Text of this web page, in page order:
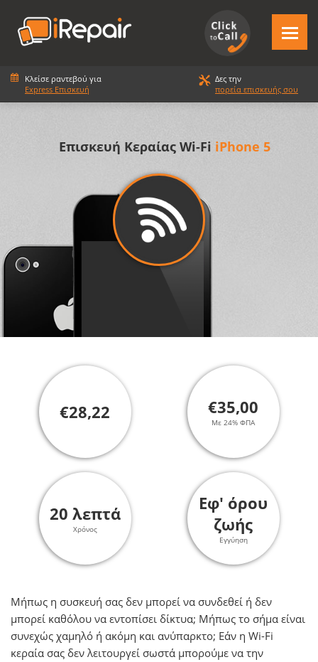
Κλείσε ραντεβού για
Express Επισκευή
Δες την
πορεία επισκευής σου
Επισκευή Κεραίας Wi-Fi iPhone 5
€28,22 €35,00
Με 24% ΦΠΑ
20 λεπτά
Χρόνος
Εφ' όρου
ζωής
Εγγύηση
Μήπως η συσκευή σας δεν μπορεί να συνδεθεί ή δεν
μπορεί καθόλου να εντοπίσει δίκτυα; Mήπως το σήμα είναι
συνεχώς χαμηλό ή ακόμη και ανύπαρκτο; Εάν η Wi-Fi
κεραία σας δεν λειτουργεί σωστά μπορούμε να την